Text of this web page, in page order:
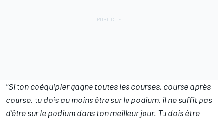
"Si ton coéquipier gagne toutes les courses, course après
course, tu dois au moins être sur le podium, il ne suffit pas
d'être sur le podium dans ton meilleur jour. Tu dois être